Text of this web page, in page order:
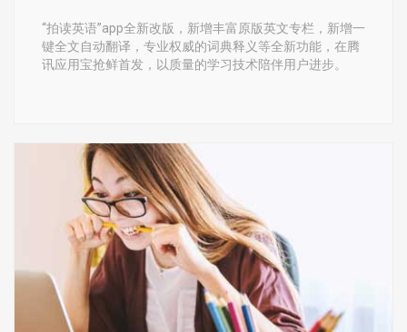
“拍读英语”app全新改版，新增丰富原版英文专栏，新增一
键全文自动翻译，专业权威的词典释义等全新功能，在腾
讯应用宝抢鲜首发，以质量的学习技术陪伴用户进步。